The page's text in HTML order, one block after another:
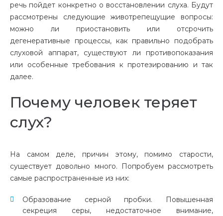
речь пойдет конкретно о восстановлении слуха. Будут
рассмотрены следующие животрепещущие вопросы:
можно ли приостановить или отсрочить
дегенеративные процессы, как правильно подобрать
слуховой аппарат, существуют ли противопоказания
или особенные требования к протезированию и так
далее.
Почему человек теряет
слух?
На самом деле, причин этому, помимо старости,
существует довольно много. Попробуем рассмотреть
самые распространенные из них:
Образование серной пробки. Повышенная
секреция серы, недостаточное внимание,